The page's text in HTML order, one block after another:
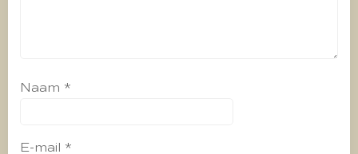
Naam *
E-mail *